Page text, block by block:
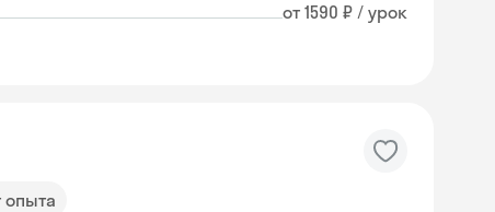
от 1590 ₽ / урок
опыта